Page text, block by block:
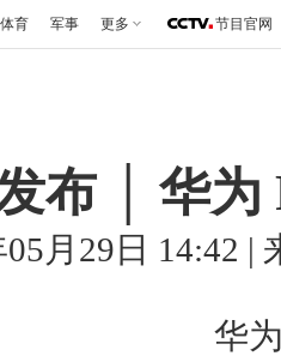
体育 军事 更多 节目官网
布 │ 华
月29日 14:42
华